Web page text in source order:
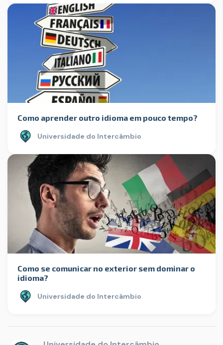
Como aprender outro idioma em pouco tempo?
Universidade do Intercâmbio
Como se comunicar no exterior sem dominar o
idioma?
Universidade do Intercâmbio